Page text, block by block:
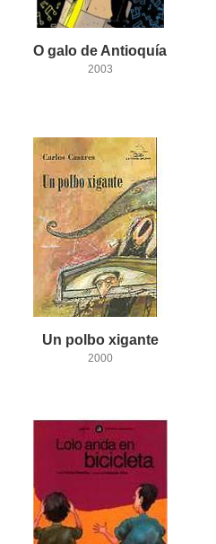
O galo de Antioquía
2003
Un polbo xigante
2000